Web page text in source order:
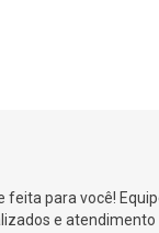
feita para você!
e atendimento